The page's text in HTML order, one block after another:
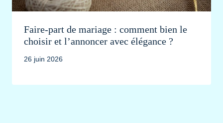
Faire-part de mariage : comment bien le
choisir et l’annoncer avec élégance ?
26 juin 2026